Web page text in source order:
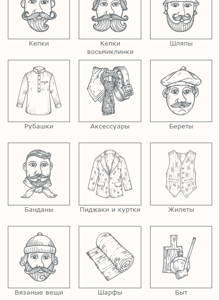
Кепки
Кепки
восьмиклинки
Шляпы
Рубашки Аксессуары Береты
Банданы Пиджаки и куртки Жилеты
Вязаные вещи Шарфы Быт